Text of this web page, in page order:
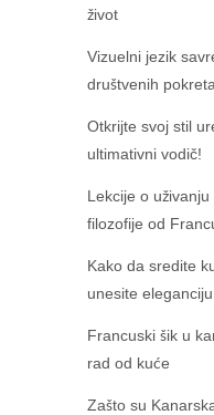
život
Vizuelni jezik
društvenih pokreta
Otkrijte svoj stil
ultimativni vodič!
Lekcije o
filozofije od
Kako da sredite
unesite
Francuski šik u
rad od kuće
Zašto su